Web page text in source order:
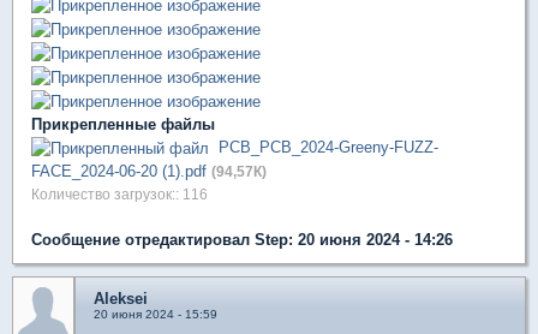
Прикрепленные файлы
PCB_PCB_2024-Greeny-FUZZ-
FACE_2024-06-20 (1).pdf (94,57К)
Количество загрузок:: 116
Сообщение отредактировал Step: 20 июня 2024 - 14:26
Aleksei
20 июня 2024 - 15:59